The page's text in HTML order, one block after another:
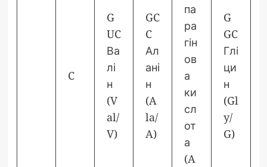
C
G
UC
Ва
лі
н
(V
al/
V)
GC
C
Ал
ані
н
(A
la/
A)
па
ра
гін
ов
а
ки
сл
от
а
(A
G
GC
Глі
ци
н
(Gl
y/
G)